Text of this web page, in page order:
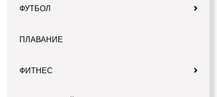
ФУТБОЛ
ПЛАВАНИЕ
ФИТНЕС